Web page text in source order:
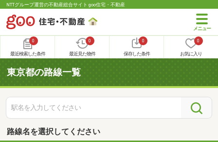
NTTグループ運営の不動産総合サイト goo住宅・不動産
0
最近検索した条件
0
最近見た物件
0
保存した条件
0
お気に入り
東京都の路線一覧
路線名を選択してください